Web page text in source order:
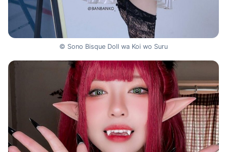
© Sono Bisque Doll wa Koi wo Suru